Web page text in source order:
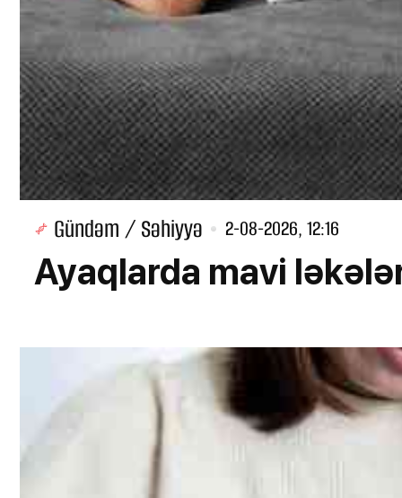
Gündəm / Səhiyyə 2-08-2026, 12:16
Ayaqlarda mavi